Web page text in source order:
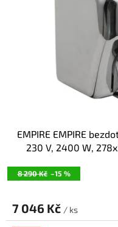
8 290 Kč –15 %
EMPIRE EMPIRE
230 V, 2400 W,
7 046 Kč / ks